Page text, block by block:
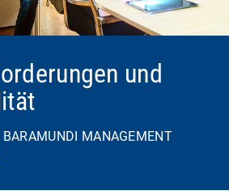
und
BARAMUNDI MANAGEMENT